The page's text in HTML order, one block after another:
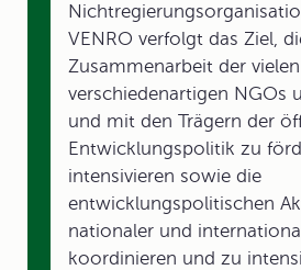
VENRO verfolgt das Ziel,
Zusammenarbeit der vielen
verschiedenartigen NGOs
und mit den Trägern der
Entwicklungspolitik zu
intensivieren sowie die
entwicklungspolitischen
nationaler und
koordinieren und zu